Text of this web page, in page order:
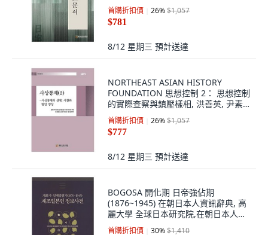
首購折扣價 26%$1,057
$781
8/12 星期三 預計送達
NORTHEAST ASIAN HISTORY
FOUNDATION 思想控制 2： 思想控制
的實際查察與鎮壓樣相, 洪善英, 尹素
英, 朴美京, 卜寶京
首購折扣價 26%$1,057
$777
8/12 星期三 預計送達
BOGOSA 開化期 日帝強佔期
(1876~1945) 在朝日本人資訊辭典, 高
麗大學 全球日本研究院,在朝日本人資
訊辭典 編...
首購折扣價 30%$1,410